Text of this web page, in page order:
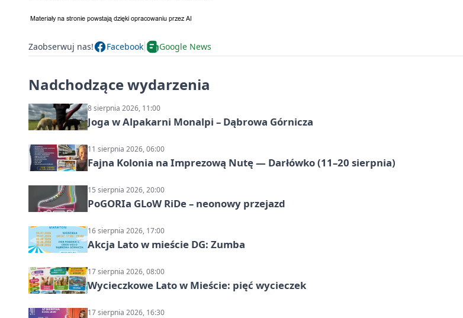
Zaobserwuj nas! Facebook Google News
Nadchodzące wydarzenia
8 sierpnia 2026, 11:00
Joga w Alpakarni Monalpi – Dąbrowa Górnicza
11 sierpnia 2026, 06:00
Fajna Kolonia na Imprezową Nutę — Darłówko (11–20 sierpnia)
15 sierpnia 2026, 20:00
PoGORIa GLoW RiDe – neonowy przejazd
16 sierpnia 2026, 17:00
Akcja Lato w mieście DG: Zumba
17 sierpnia 2026, 08:00
Wycieczkowe Lato w Mieście: pięć wycieczek
17 sierpnia 2026, 16:30